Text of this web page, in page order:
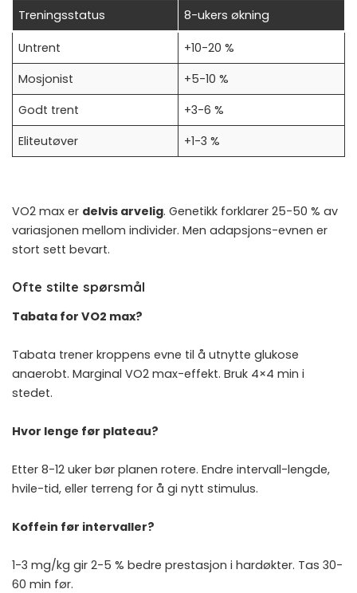
Treningsstatus 8-ukers økning
Untrent
+10-20 %
Mosjonist
+5-10 %
Godt trent
+3-6 %
Eliteutøver
+1-3 %
VO2 max er delvis arvelig. Genetikk forklarer 25-50 % av
variasjonen mellom individer. Men adapsjons-evnen er
stort sett bevart.
Ofte stilte spørsmål
Tabata for VO2 max?
Tabata trener kroppens evne til å utnytte glukose
anaerobt. Marginal VO2 max-effekt. Bruk 4×4 min i
stedet.
Hvor lenge før plateau?
Etter 8-12 uker bør planen rotere. Endre intervall-lengde,
hvile-tid, eller terreng for å gi nytt stimulus.
Koffein før intervaller?
1-3 mg/kg gir 2-5 % bedre prestasjon i hardøkter. Tas 30-
60 min før.